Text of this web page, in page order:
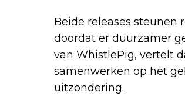
Beide releases steunen
doordat er duurzamer
van WhistlePig, vertelt
samenwerken op het
uitzondering.